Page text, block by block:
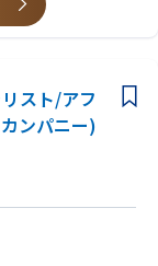
スト/アフ
ンパニー)